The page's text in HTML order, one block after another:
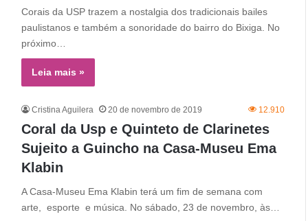
Corais da USP trazem a nostalgia dos tradicionais bailes
paulistanos e também a sonoridade do bairro do Bixiga. No
próximo…
Leia mais »
Cristina Aguilera 20 de novembro de 2019 12.910
Coral da Usp e Quinteto de Clarinetes
Sujeito a Guincho na Casa-Museu Ema
Klabin
A Casa-Museu Ema Klabin terá um fim de semana com
arte, esporte e música. No sábado, 23 de novembro, às…